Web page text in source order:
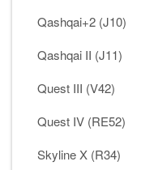
Qashqai+2 (J10)
Qashqai II (J11)
Quest III (V42)
Quest IV (RE52)
Skyline X (R34)